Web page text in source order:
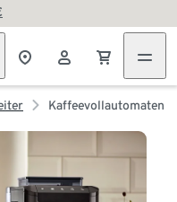
Kaffeevollautomaten